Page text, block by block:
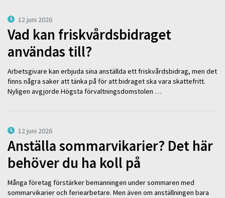
12 juni 2026
Vad kan friskvårdsbidraget
användas till?
Arbetsgivare kan erbjuda sina anställda ett friskvårdsbidrag, men det
finns några saker att tänka på för att bidraget ska vara skattefritt.
Nyligen avgjorde Högsta förvaltningsdomstolen …
12 juni 2026
Anställa sommarvikarier? Det här
behöver du ha koll på
Många företag förstärker bemanningen under sommaren med
sommarvikarier och feriearbetare. Men även om anställningen bara